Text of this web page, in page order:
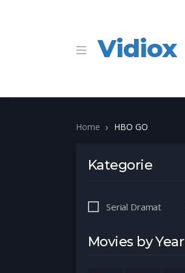
Vidiox
Home HBO GO
Kategorie
Serial Dramat
Movies by Year